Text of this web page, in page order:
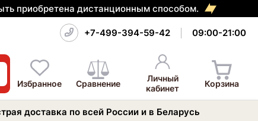
приобретена дистанционным способом.
+7-499-394-59-42 09:00-21:00
Избранное Сравнение
Личный
кабинет
Корзина
доставка по всей России и в Беларусь